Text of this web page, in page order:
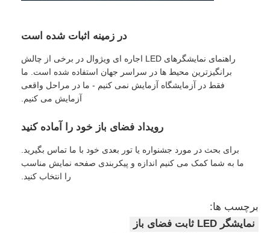
در زمینه اثبات شده است
راهنمای نمایشگرهای LED اجاره ای ویژوال در برخی از چالش
برانگیزترین محیط ها در سراسر جهان استفاده شده است. ما
فقط در آزمایشگاه آزمایش نمی کنیم - ما در مراحل واقعی
آزمایش می کنیم.
رویداد فضای باز خود را آماده کنید
برای بحث در مورد جشنواره یا تور بعدی خود با ما تماس بگیرید.
ما به شما کمک می کنیم اندازه و پیکربندی صفحه نمایش مناسب
را انتخاب کنید.
برچسب ها:
نمایشگر LED ثابت فضای باز